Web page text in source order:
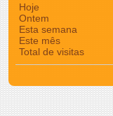
Hoje
Ontem
Esta semana
Este mês
Total de visitas